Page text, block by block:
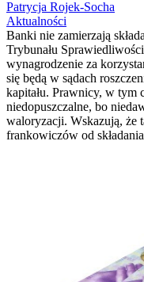
Patrycja Rojek-Socha
Aktualności
Banki nie zamierzają
Trybunału
wynagrodzenie za
się będą w sądach
kapitału. Prawnicy, w tym
niedopuszczalne, bo
waloryzacji. Wskazują, że
frankowiczów od